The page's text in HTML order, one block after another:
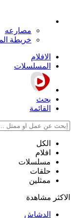
مصارعه
خريطة
الافلام
المسلسلات
بحث
القائمة
الكل
افلام
مسلسلات
حلقات
ممثلين
الاكثر مشاهدة
الدشاش